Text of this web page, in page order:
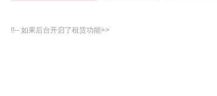
!!-- 如果后台开启了租赁功能>>